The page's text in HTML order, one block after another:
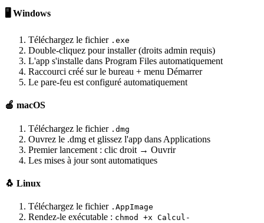
🖥️ Windows
Téléchargez le fichier .exe
Double-cliquez pour installer (droits admin requis)
L'app s'installe dans Program Files automatiquement
Raccourci créé sur le bureau + menu Démarrer
Le pare-feu est configuré automatiquement
🍎 macOS
Téléchargez le fichier .dmg
Ouvrez le .dmg et glissez l'app dans Applications
Premier lancement : clic droit → Ouvrir
Les mises à jour sont automatiques
🐧 Linux
Téléchargez le fichier .AppImage
Rendez-le exécutable : chmod +x Calcul-